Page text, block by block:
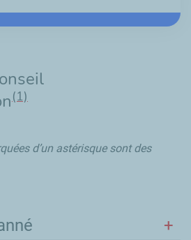
(1)
d’un astérisque sont des